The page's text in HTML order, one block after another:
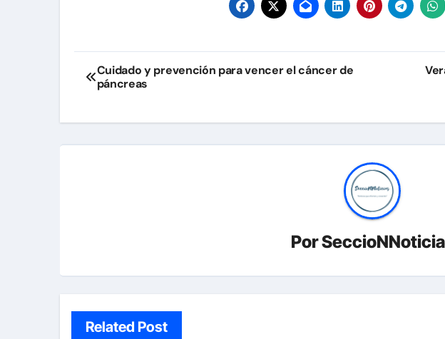
Navegación
de
entradas
Cuidado y prevención para vencer el cáncer de
páncreas
Por
Related Post